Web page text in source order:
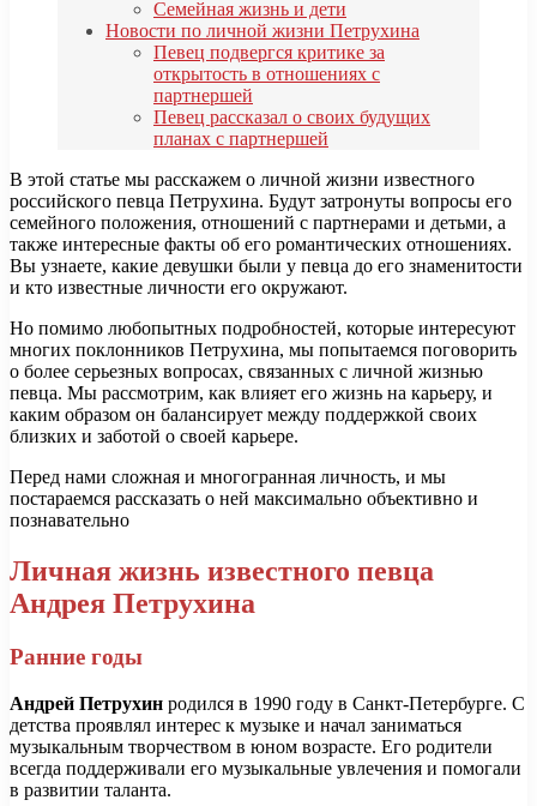
Семейная жизнь и дети
Новости по личной жизни Петрухина
Певец подвергся критике за
открытость в отношениях с
партнершей
Певец рассказал о своих будущих
планах с партнершей
В этой статье мы расскажем о личной жизни известного
российского певца Петрухина. Будут затронуты вопросы его
семейного положения, отношений с партнерами и детьми, а
также интересные факты об его романтических отношениях.
Вы узнаете, какие девушки были у певца до его знаменитости
и кто известные личности его окружают.
Но помимо любопытных подробностей, которые интересуют
многих поклонников Петрухина, мы попытаемся поговорить
о более серьезных вопросах, связанных с личной жизнью
певца. Мы рассмотрим, как влияет его жизнь на карьеру, и
каким образом он балансирует между поддержкой своих
близких и заботой о своей карьере.
Перед нами сложная и многогранная личность, и мы
постараемся рассказать о ней максимально объективно и
познавательно
Личная жизнь известного певца
Андрея Петрухина
Ранние годы
Андрей Петрухин родился в 1990 году в Санкт-Петербурге. С
детства проявлял интерес к музыке и начал заниматься
музыкальным творчеством в юном возрасте. Его родители
всегда поддерживали его музыкальные увлечения и помогали
в развитии таланта.